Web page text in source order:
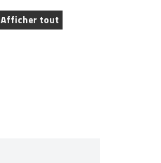
Afficher tout